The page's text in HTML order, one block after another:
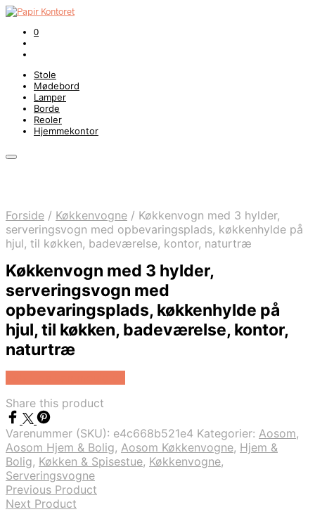
0
Stole
Mødebord
Lamper
Borde
Reoler
Hjemmekontor
Forside / Køkkenvogne / Køkkenvogn med 3 hylder,
serveringsvogn med opbevaringsplads, køkkenhylde på
hjul, til køkken, badeværelse, kontor, naturtræ
Køkkenvogn med 3 hylder,
serveringsvogn med
opbevaringsplads, køkkenhylde på
hjul, til køkken, badeværelse, kontor,
naturtræ
Share this product
Varenummer (SKU): e4c668b521e4 Kategorier: Aosom,
Aosom Hjem & Bolig, Aosom Køkkenvogne, Hjem &
Bolig, Køkken & Spisestue, Køkkenvogne,
Serveringsvogne
Previous Product
Next Product